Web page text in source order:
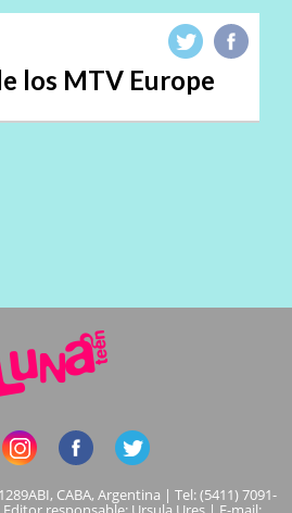
los MTV Europe
CABA, Argentina | Tel: (5411) 7091-